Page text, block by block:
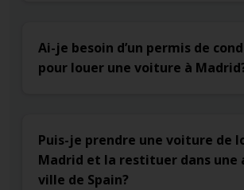
Ai-je besoin d’un permis de
pour louer une voiture à
Puis-je prendre une voiture de
Madrid et la restituer dans une
ville de Spain?